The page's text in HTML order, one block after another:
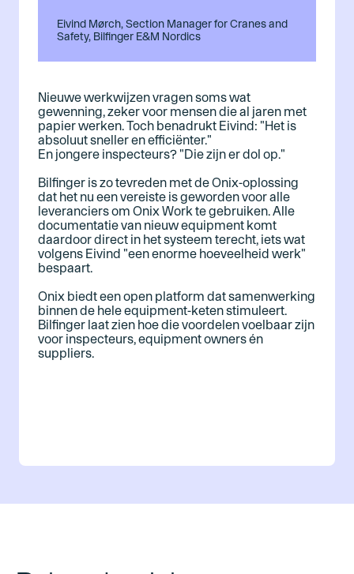
Eivind Mørch, Section Manager for Cranes and
Safety, Bilfinger E&M Nordics
Nieuwe werkwijzen vragen soms wat
gewenning, zeker voor mensen die al jaren met
papier werken. Toch benadrukt Eivind: "Het is
absoluut sneller en efficiënter."
En jongere inspecteurs? "Die zijn er dol op."
Bilfinger is zo tevreden met de Onix-oplossing
dat het nu een vereiste is geworden voor alle
leveranciers om Onix Work te gebruiken. Alle
documentatie van nieuw equipment komt
daardoor direct in het systeem terecht, iets wat
volgens Eivind "een enorme hoeveelheid werk"
bespaart.
Onix biedt een open platform dat samenwerking
binnen de hele equipment-keten stimuleert.
Bilfinger laat zien hoe die voordelen voelbaar zijn
voor inspecteurs, equipment owners én
suppliers.